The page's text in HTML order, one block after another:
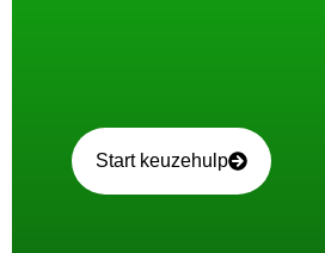
Start keuzehulp